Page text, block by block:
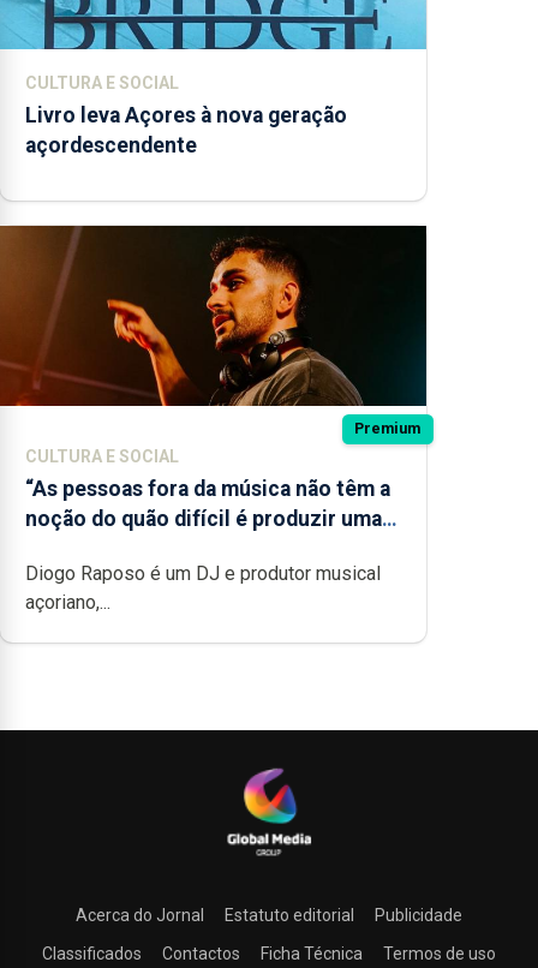
CULTURA E SOCIAL
Livro leva Açores à nova geração
açordescendente
Premium
CULTURA E SOCIAL
“As pessoas fora da música não têm a
noção do quão difícil é produzir uma
Diogo Raposo é um DJ e produtor musical
açoriano,...
Acerca do Jornal Estatuto editorial
Publicidade
Classificados
Contactos Ficha Técnica Termos de uso